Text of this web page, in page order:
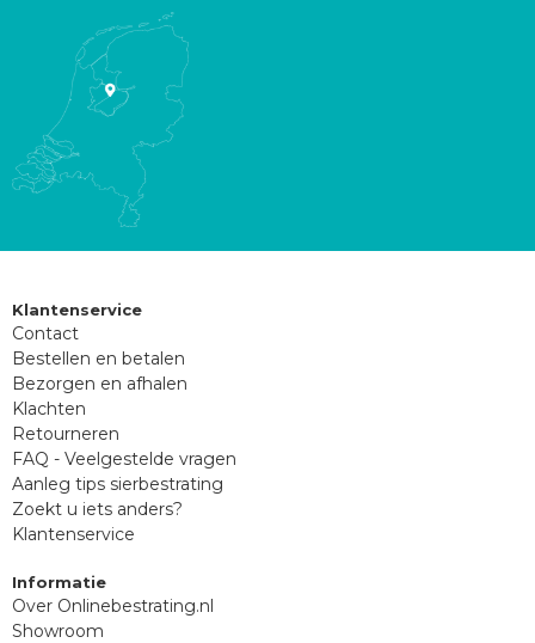
Klantenservice
Contact
Bestellen en betalen
Bezorgen en afhalen
Klachten
Retourneren
FAQ - Veelgestelde vragen
Aanleg tips sierbestrating
Zoekt u iets anders?
Klantenservice
Informatie
Over Onlinebestrating.nl
Showroom